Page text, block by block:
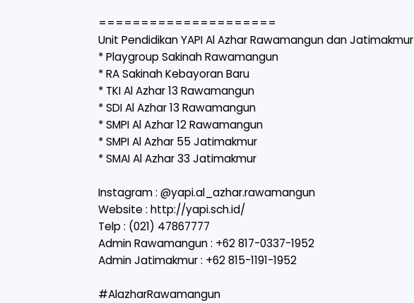
=====================
Unit Pendidikan YAPI Al Azhar Rawamangun dan Jatimakmur
* Playgroup Sakinah Rawamangun
* ⁠RA Sakinah Kebayoran Baru
* TKI Al Azhar 13 Rawamangun
* SDI Al Azhar 13 Rawamangun
* SMPI Al Azhar 12 Rawamangun
* SMPI Al Azhar 55 Jatimakmur
* SMAI Al Azhar 33 Jatimakmur
Instagram : @yapi.al_azhar.rawamangun
Website : http://yapi.sch.id/
Telp : (021) 47867777
Admin Rawamangun : +62 817-0337-1952
Admin Jatimakmur : +62 815-1191-1952
#AlazharRawamangun